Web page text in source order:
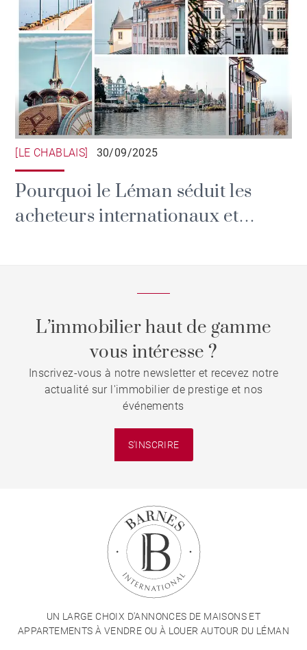
[LE CHABLAIS] 30/09/2025
Pourquoi le Léman séduit les
acheteurs internationaux et
L’immobilier haut de gamme
vous intéresse ?
Inscrivez-vous à notre newsletter et recevez notre
actualité sur l'immobilier de prestige et nos
événements
S'INSCRIRE
UN LARGE CHOIX D'ANNONCES DE MAISONS ET
APPARTEMENTS À VENDRE OU À LOUER AUTOUR DU LÉMAN